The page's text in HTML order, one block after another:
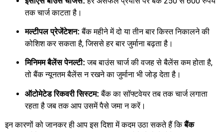
तक चार्ज काटता है।
मल्टीपल प्रेजेंटेशन: बैंक महीने में दो या तीन बार किस्त निकालने की
कोशिश कर सकता है, जिससे हर बार जुर्माना बढ़ता है।
मिनिमम बैलेंस पेनल्टी: जब बाउंस चार्ज की वजह से बैलेंस कम होता है,
तो बैंक न्यूनतम बैलेंस न रखने का जुर्माना भी जोड़ देता है।
ऑटोमेटेड रिकवरी सिस्टम: बैंक का सॉफ्टवेयर तब तक चार्ज लगाता
रहता है जब तक आप उसमें पैसे जमा न करें।
इन कारणों को जानकर ही आप इस दिशा में कदम उठा सकते हैं किबैंक